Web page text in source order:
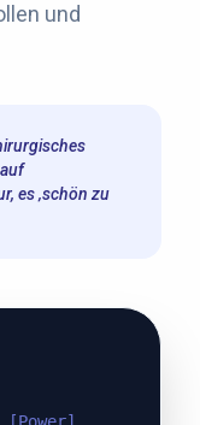
und
es ‚schön zu